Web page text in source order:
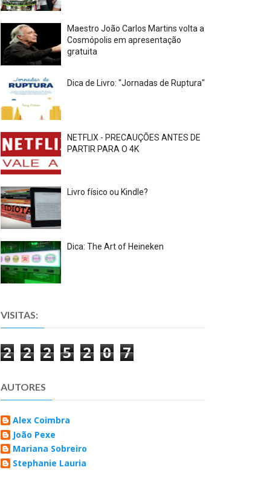
Maestro João Carlos Martins volta a
Cosmópolis em apresentação
gratuita
Dica de Livro: "Jornadas de Ruptura"
NETFLIX - PRECAUÇÕES ANTES DE
PARTIR PARA O 4K
Livro físico ou Kindle?
Dica: The Art of Heineken
VISITAS:
2 2 2 5 2 0 7
AUTORES
Alex Coimbra
João Pexe
Mariana Sobreiro
Stephanie Lauria